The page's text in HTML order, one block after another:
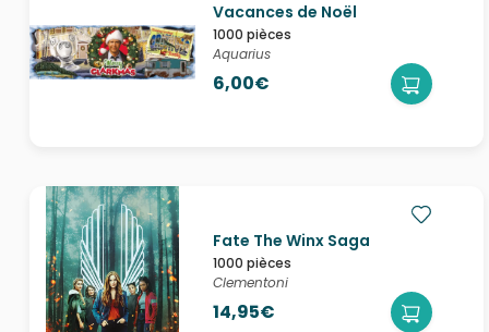
Vacances de Noël
1000 pièces
Aquarius
6,00€
Fate The Winx Saga
1000 pièces
Clementoni
14,95€